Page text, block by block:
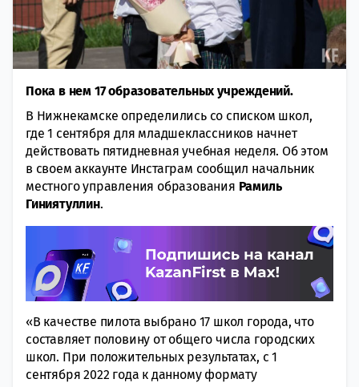
Пока в нем 17 образовательных учреждений.
В Нижнекамске определились со списком школ,
где 1 сентября для младшеклассников начнет
действовать пятидневная учебная неделя. Об этом
в своем аккаунте Инстаграм сообщил начальник
местного управления образования Рамиль
Гиниятуллин.
«В качестве пилота выбрано 17 школ города, что
составляет половину от общего числа городских
школ. При положительных результатах, с 1
сентября 2022 года к данному формату